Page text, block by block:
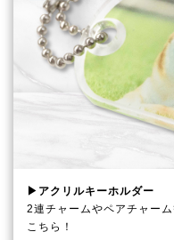
▶アクリルキーホルダー
2連チャームやペアチャー
こちら！